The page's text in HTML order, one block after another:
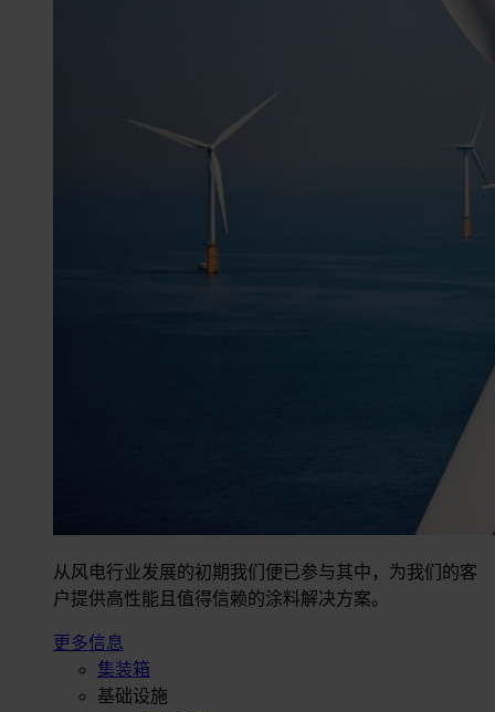
从风电行业发展的初期我们便已参与其中，为我们的客
户提供高性能且值得信赖的涂料解决方案。
更多信息
集装箱
基础设施